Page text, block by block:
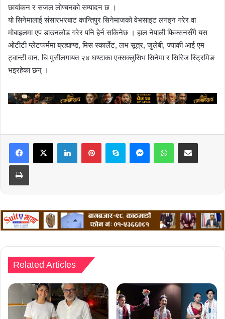
छायांकन र सजल लोप्चनको सम्पादन छ ।
यो सिनेमालाई संसारभरबाट कान्तिपुर सिनेमाजको वेभसाइट लगइन गरेर वा
मोबाइलमा एप डाउनलोड गरेर पनि हेर्न सकिनेछ । हाल नेपाली फिक्सनसँगै यस
ओटीटी प्लेटफर्ममा ब्रह्माण्ड, मिस स्कार्लेट, लभ सूत्र, जुलेबी, ज्याकी आई एम
ट्वान्टी वान, चि मुसीलगायत २४ घण्टाका एक्सक्लुसिभ सिनेमा र सिरिज स्ट्रिमिङ
भइरहेका छन् ।
LinkedInPinterestSkype MessengerWhatsAppShare via Email
Print
Related Articles